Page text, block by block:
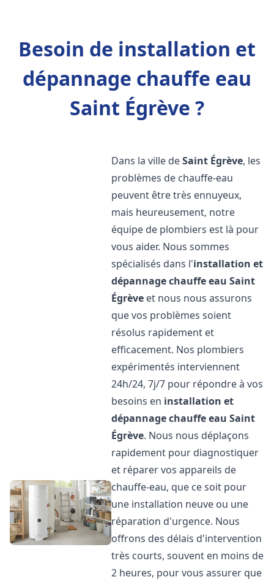
Besoin de installation et
dépannage chauffe eau
Saint Égrève ?
Dans la ville deSaint Égrève, les
problèmes de chauffe-eau
peuvent être très ennuyeux,
mais heureusement, notre
équipe de plombiers est là pour
vous aider. Nous sommes
spécialisés dans l'installation et
dépannage chauffe eau Saint
Égrève et nous nous assurons
que vos problèmes soient
résolus rapidement et
efficacement. Nos plombiers
expérimentés interviennent
24h/24, 7j/7 pour répondre à vos
besoins en installation et
dépannage chauffe eau Saint
Égrève. Nous nous déplaçons
rapidement pour diagnostiquer
et réparer vos appareils de
chauffe-eau, que ce soit pour
une installation neuve ou une
réparation d'urgence. Nous
offrons des délais d'intervention
très courts, souvent en moins de
2 heures, pour vous assurer que